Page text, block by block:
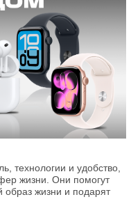
технологии и удобство,
жизни. Они помогут
образ жизни и подарят